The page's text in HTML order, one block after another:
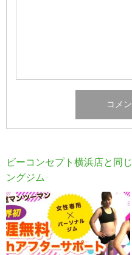
ビーコンセプト横浜店と同
ングジム